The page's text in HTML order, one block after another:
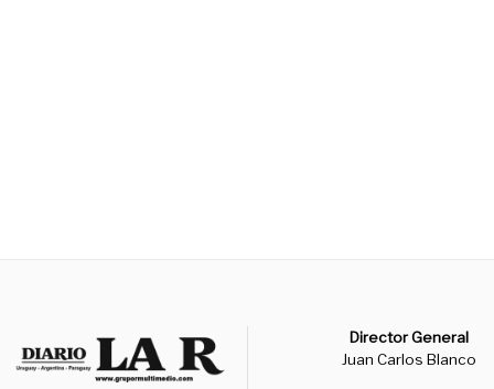
Director General
Juan Carlos Blanco